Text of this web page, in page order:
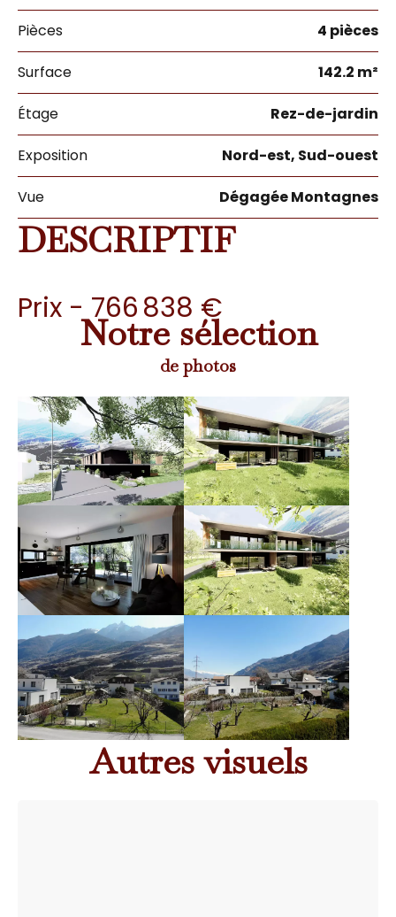
Pièces 4 pièces
Surface 142.2 m²
Étage Rez-de-jardin
Exposition Nord-est, Sud-ouest
Vue Dégagée Montagnes
DESCRIPTIF
Prix - 766 838 €
Notre sélection
de photos
Autres visuels